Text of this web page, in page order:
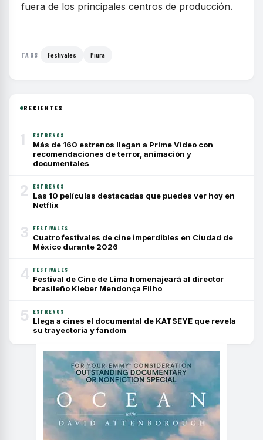
fuera de los principales centros de producción.
TAGS Festivales Piura
RECIENTES
1 ESTRENOS
Más de 160 estrenos llegan a Prime Video con
recomendaciones de terror, animación y
documentales
2 ESTRENOS
Las 10 películas destacadas que puedes ver hoy en
Netflix
3 FESTIVALES
Cuatro festivales de cine imperdibles en Ciudad de
México durante 2026
4 FESTIVALES
Festival de Cine de Lima homenajeará al director
brasileño Kleber Mendonça Filho
5 ESTRENOS
Llega a cines el documental de KATSEYE que revela
su trayectoria y fandom